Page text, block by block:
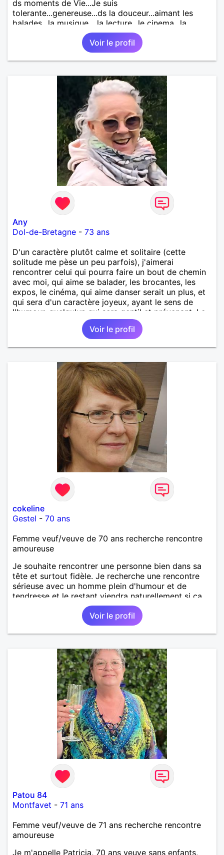
ds moments de Vie...Je suis
tolerante...genereuse...ds la douceur...aimant les
balades...la musique ...la lecture...le cinema...la
mer...le ping pong...les joies de se retrouver pr
dialoguer et etre ds la chaleur humaine Juste une
femme à la rencontre d'1 autre femme Pas
d'hommes svp..
Voir le profil
Any
Dol-de-Bretagne - 73 ans
D'un caractère plutôt calme et solitaire (cette
solitude me pèse un peu parfois), j'aimerai
rencontrer celui qui pourra faire un bout de chemin
avec moi, qui aime se balader, les brocantes, les
expos, le cinéma, qui aime danser serait un plus, et
qui sera d'un caractère joyeux, ayant le sens de
l'humour, quelqu'un qui sera gentil et prévenant. Le
reste est à découvrir !!
Voir le profil
cokeline
Gestel - 70 ans
Femme veuf/veuve de 70 ans recherche rencontre
amoureuse
Je souhaite rencontrer une personne bien dans sa
tête et surtout fidèle. Je recherche une rencontre
sérieuse avec un homme plein d'humour et de
tendresse et le restant viendra naturellement si ça
Voir le profil
Patou 84
Montfavet - 71 ans
Femme veuf/veuve de 71 ans recherche rencontre
amoureuse
Je m'appelle Patricia, 70 ans veuve sans enfants,